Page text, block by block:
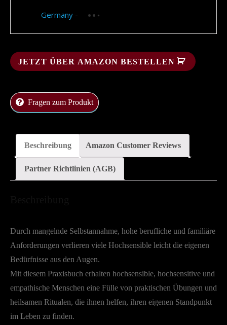
Germany - not available
JETZT ÜBER AMAZON BESTELLEN
Fragen zum Produkt
Beschreibung Amazon Customer Reviews
Partner Richtlinien (AGB)
Durch mangelnde Selbstannahme, hohe berufliche und familiäre
Anforderungen verlieren viele Hochsensible leicht die eigenen
Bedürfnisse aus den Augen.
Mit diesem Praxisbuch erhalten hochsensible, hochsensitive und
empathische Menschen eine Fülle von praktischen Übungen und
heilsamen Ritualen, die ihnen helfen, ihren eigenen Standpunkt
im Leben zu finden.